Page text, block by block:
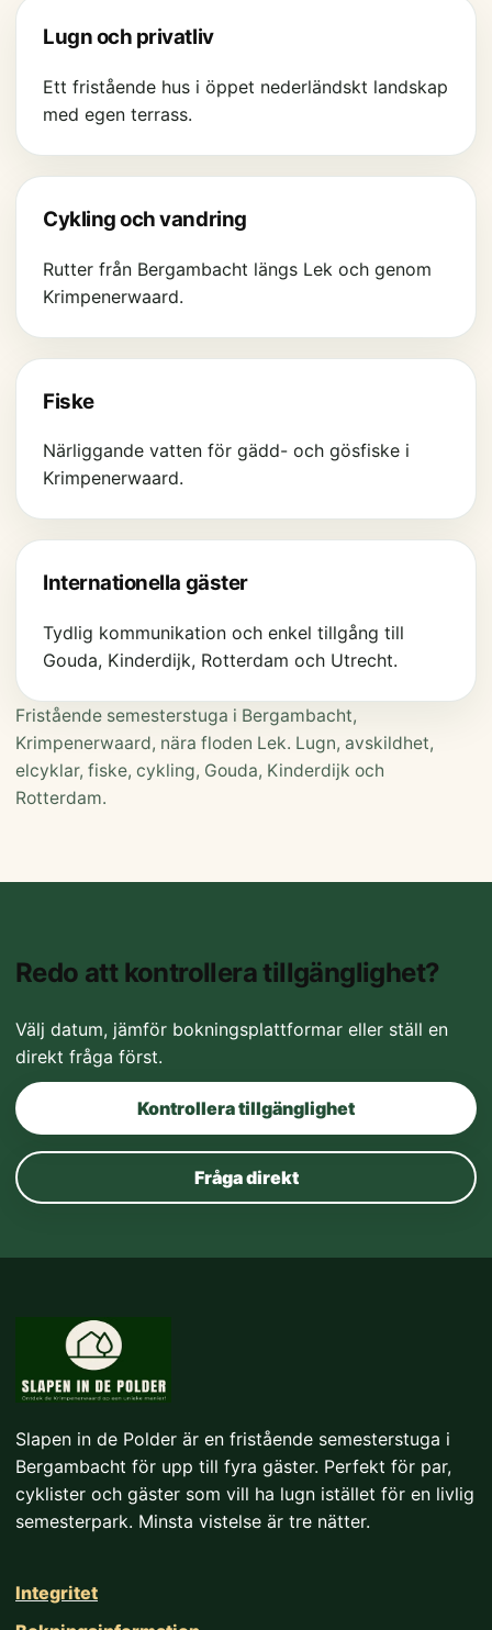
Lugn och privatliv
Ett fristående hus i öppet nederländskt landskap
med egen terrass.
Cykling och vandring
Rutter från Bergambacht längs Lek och genom
Krimpenerwaard.
Fiske
Närliggande vatten för gädd- och gösfiske i
Krimpenerwaard.
Internationella gäster
Tydlig kommunikation och enkel tillgång till
Gouda, Kinderdijk, Rotterdam och Utrecht.
Fristående semesterstuga i Bergambacht,
Krimpenerwaard, nära floden Lek. Lugn, avskildhet,
elcyklar, fiske, cykling, Gouda, Kinderdijk och
Rotterdam.
Redo att kontrollera tillgänglighet?
Välj datum, jämför bokningsplattformar eller ställ en
direkt fråga först.
Kontrollera tillgänglighet
Fråga direkt
Slapen in de Polder är en fristående semesterstuga i
Bergambacht för upp till fyra gäster. Perfekt för par,
cyklister och gäster som vill ha lugn istället för en livlig
semesterpark. Minsta vistelse är tre nätter.
Integritet